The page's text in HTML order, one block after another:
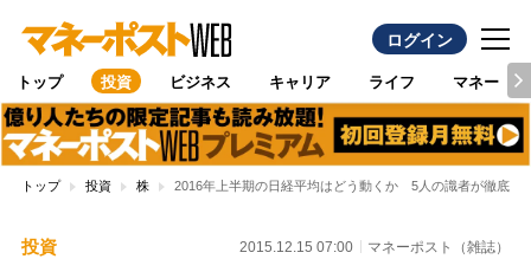
ログイン
トップ 投資 ビジネス キャリア ライフ マネー
トップ 投資 株 2016年上半期の日経平均はどう動くか 5人の識者が徹底分
投資 2015.12.15 07:00 マネーポスト（雑誌）